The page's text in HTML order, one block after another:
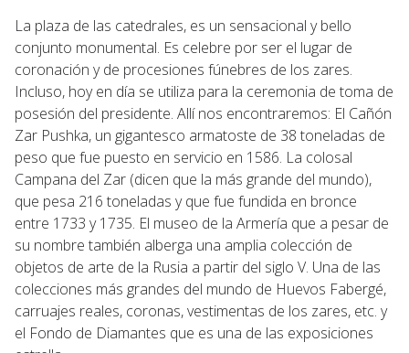
La plaza de las catedrales, es un sensacional y bello
conjunto monumental. Es celebre por ser el lugar de
coronación y de procesiones fúnebres de los zares.
Incluso, hoy en día se utiliza para la ceremonia de toma de
posesión del presidente. Allí nos encontraremos: El Cañón
Zar Pushka, un gigantesco armatoste de 38 toneladas de
peso que fue puesto en servicio en 1586. La colosal
Campana del Zar (dicen que la más grande del mundo),
que pesa 216 toneladas y que fue fundida en bronce
entre 1733 y 1735. El museo de la Armería que a pesar de
su nombre también alberga una amplia colección de
objetos de arte de la Rusia a partir del siglo V. Una de las
colecciones más grandes del mundo de Huevos Fabergé,
carruajes reales, coronas, vestimentas de los zares, etc. y
el Fondo de Diamantes que es una de las exposiciones